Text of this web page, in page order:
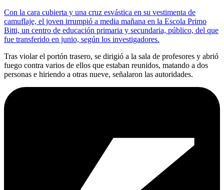
Con la cara cubierta y una cruz esvástica en su vestimenta de
camuflaje, el joven irrumpió a media mañana en la Escola Primo
Bitti, un centro de educación primaria y secundaria, público, del que
fue transferido en junio, según los investigadores.
Tras violar el portón trasero, se dirigió a la sala de profesores y abrió
fuego contra varios de ellos que estaban reunidos, matando a dos
personas e hiriendo a otras nueve, señalaron las autoridades.